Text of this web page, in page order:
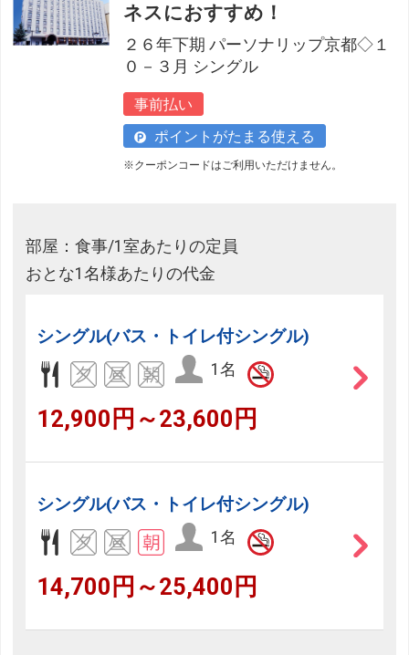
ネスにおすすめ！
２６年下期 パーソナリップ京都◇１
０－３月 シングル
事前払い
ポイントがたまる使える
※クーポンコードはご利用いただけません。
部屋：食事/1室あたりの定員
おとな1名様あたりの代金
シングル(バス・トイレ付シングル)
1名
12,900円～23,600円
シングル(バス・トイレ付シングル)
1名
14,700円～25,400円